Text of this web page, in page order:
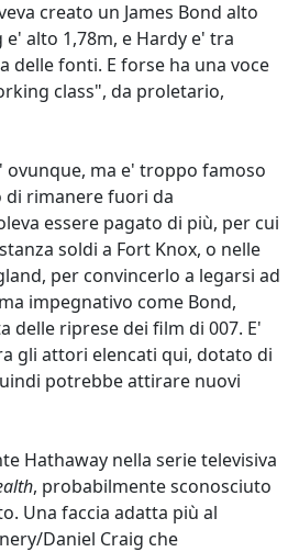
creato un James Bond alto
e' alto 1,78m, e Hardy e' tra
delle fonti. E forse ha una voce
class", da proletario,
ovunque, ma e' troppo famoso
di rimanere fuori da
essere pagato di più, per cui
soldi a Fort Knox, o nelle
per convincerlo a legarsi ad
impegnativo come Bond,
delle riprese dei film di 007. E'
gli attori elencati qui, dotato di
potrebbe attirare nuovi
Hathaway nella serie televisiva
, probabilmente sconosciuto
Una faccia adatta più al
Daniel Craig che